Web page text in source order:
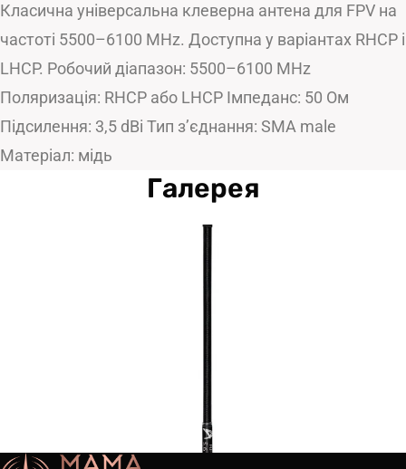
Класична універсальна клеверна антена для FPV на
частоті 5500–6100 MHz. Доступна у варіантах RHCP і
LHCP. Робочий діапазон: 5500–6100 MHz
Поляризація: RHCP або LHCP Імпеданс: 50 Ом
Підсилення: 3,5 dBi Тип з’єднання: SMA male
Матеріал: мідь
Галерея